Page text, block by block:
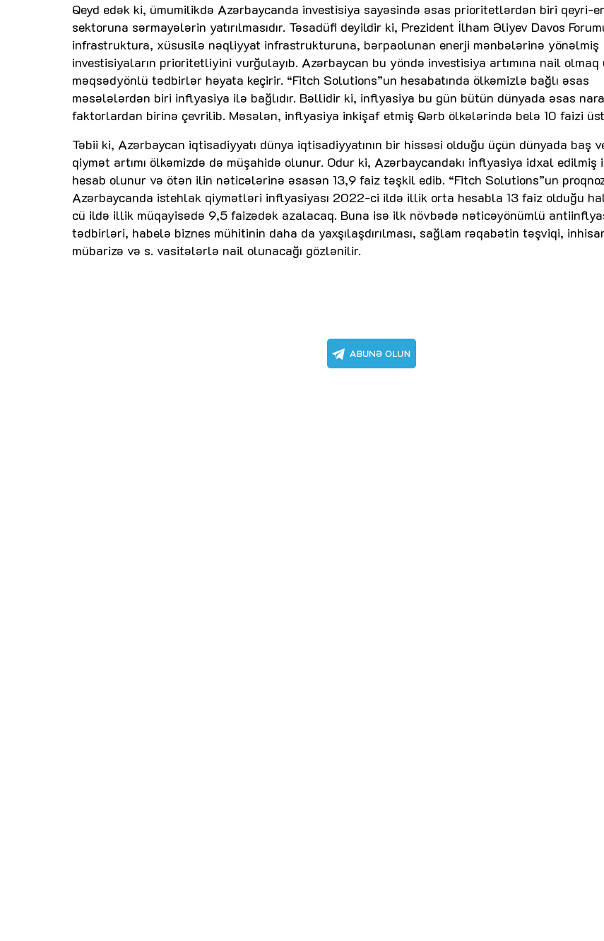
Qeyd edək ki, ümumilikdə Azərbaycanda investisiya sayəsində əsas prioritetlərdən biri qeyri-
sektoruna sərmayələrin yatırılmasıdır. Təsadüfi deyildir ki, Prezident İlham Əliyev Davos
infrastruktura, xüsusilə nəqliyyat infrastrukturuna, bərpaolunan enerji mənbələrinə yönəlmiş
investisiyaların prioritetliyini vurğulayıb. Azərbaycan bu yöndə investisiya artımına nail olmaq
məqsədyönlü tədbirlər həyata keçirir. “Fitch Solutions”un hesabatında ölkəmizlə bağlı əsas
məsələlərdən biri inflyasiya ilə bağlıdır. Bəllidir ki, inflyasiya bu gün bütün dünyada əsas
faktorlardan birinə çevrilib. Məsələn, inflyasiya inkişaf etmiş Qərb ölkələrində belə 10 faizi
Təbii ki, Azərbaycan iqtisadiyyatı dünya iqtisadiyyatının bir hissəsi olduğu üçün dünyada baş
qiymət artımı ölkəmizdə də müşahidə olunur. Odur ki, Azərbaycandakı inflyasiya idxal edilmiş
hesab olunur və ötən ilin nəticələrinə əsasən 13,9 faiz təşkil edib. “Fitch Solutions”un
Azərbaycanda istehlak qiymətləri inflyasiyası 2022-ci ildə illik orta hesabla 13 faiz olduğu
cü ildə illik müqayisədə 9,5 faizədək azalacaq. Buna isə ilk növbədə nəticəyönümlü
tədbirləri, habelə biznes mühitinin daha da yaxşılaşdırılması, sağlam rəqabətin təşviqi,
mübarizə və s. vasitələrlə nail olunacağı gözlənilir.